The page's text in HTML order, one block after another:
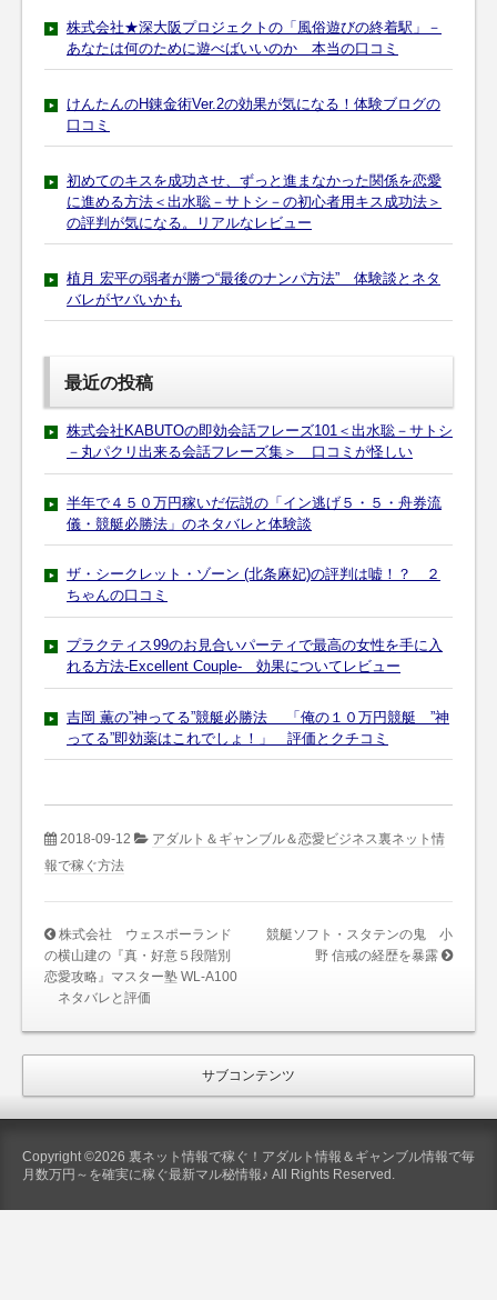
株式会社★深大阪プロジェクトの「風俗遊びの終着駅」－
あなたは何のために遊べばいいのか 本当の口コミ
けんたんのH錬金術Ver.2の効果が気になる！体験ブログの
口コミ
初めてのキスを成功させ、ずっと進まなかった関係を恋愛
に進める方法＜出水聡－サトシ－の初心者用キス成功法＞
の評判が気になる。リアルなレビュー
植月 宏平の弱者が勝つ“最後のナンパ方法” 体験談とネタ
バレがヤバいかも
最近の投稿
株式会社KABUTOの即効会話フレーズ101＜出水聡－サトシ
－丸パクリ出来る会話フレーズ集＞ 口コミが怪しい
半年で４５０万円稼いだ伝説の「イン逃げ５・５・舟券流
儀・競艇必勝法」のネタバレと体験談
ザ・シークレット・ゾーン (北条麻妃)の評判は嘘！？ ２
ちゃんの口コミ
プラクティス99のお見合いパーティで最高の女性を手に入
れる方法-Excellent Couple- 効果についてレビュー
吉岡 薫の”神ってる”競艇必勝法 「俺の１０万円競艇 ”神
ってる”即効薬はこれでしょ！」 評価とクチコミ
2018-09-12
アダルト＆ギャンブル＆恋愛ビジネス裏ネット情
報で稼ぐ方法
株式会社 ウェスポーランド
の横山建の『真・好意５段階別
恋愛攻略』マスター塾 WL-A100
ネタバレと評価
競艇ソフト・スタテンの鬼 小
野 信戒の経歴を暴露
サブコンテンツ
Copyright ©2026 裏ネット情報で稼ぐ！アダルト情報＆ギャンブル情報で毎
月数万円～を確実に稼ぐ最新マル秘情報♪ All Rights Reserved.